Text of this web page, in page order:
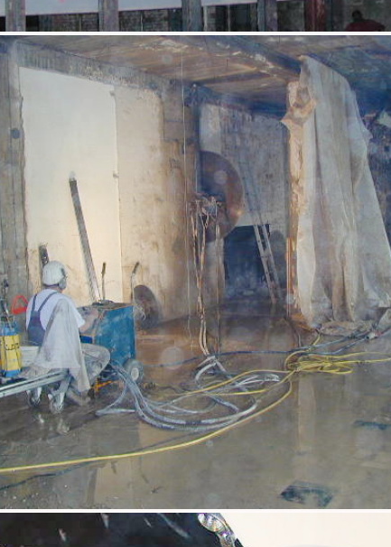
Abstützung vor ehemaligem Vorführraum
Riesiges Sägeblatt trennt Betonwände